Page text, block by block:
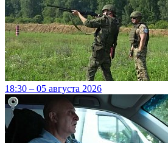
18:30 – 05 августа 2026